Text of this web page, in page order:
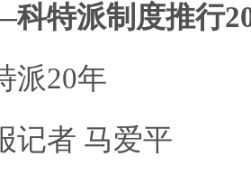
特派制度推行
20年
者 马爱平